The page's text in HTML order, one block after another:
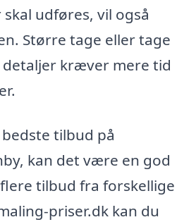
udføres, vil også
Større tage eller tage
detaljer kræver mere tid
tilbud på
kan det være en god
tilbud fra forskellige
priser.dk kan du